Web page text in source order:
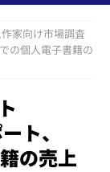
家向け市場調査
の個人電子書籍の
ト、
の売上